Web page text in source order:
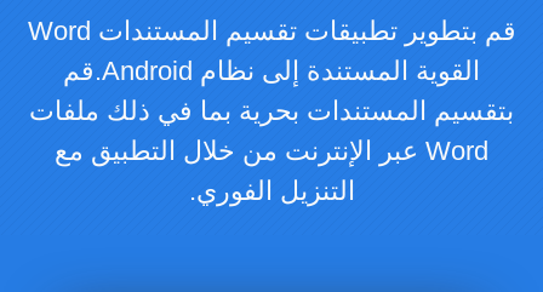
قم بتطوير تطبيقات تقسيم المستندات Word
القوية المستندة إلى نظام Android.قم
بتقسيم المستندات بحرية بما في ذلك ملفات
Word عبر الإنترنت من خلال التطبيق مع
التنزيل الفوري.